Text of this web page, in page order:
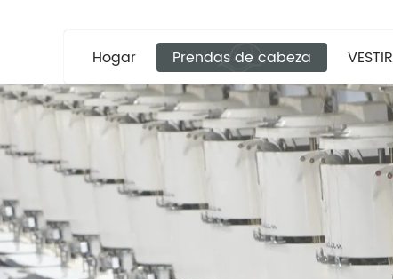
Hogar Prendas de cabeza VESTIR